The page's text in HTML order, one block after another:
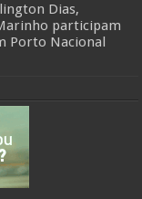
Dias,
participam
Porto Nacional